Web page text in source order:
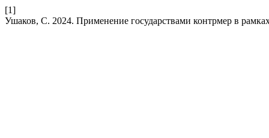
[1]
Ушаков, С. 2024. Применение государствами контрмер в